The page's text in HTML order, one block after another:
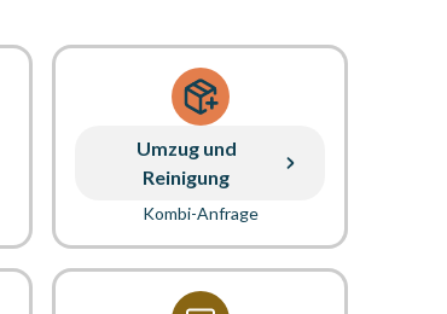
Umzug und
Reinigung
Kombi-Anfrage